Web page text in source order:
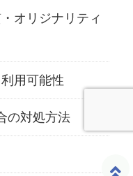
オリジナリティ
用可能性
の対処方法